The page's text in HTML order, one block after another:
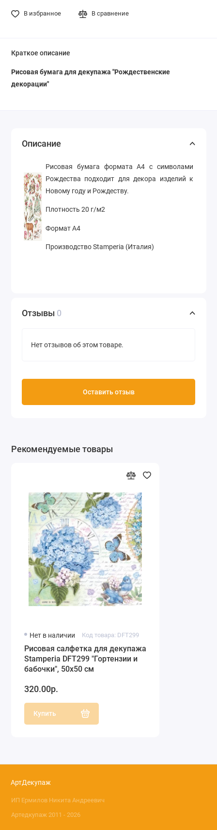
В избранное В сравнение
Краткое описание
Рисовая бумага для декупажа "Рождественские
декорации"
Описание
Рисовая бумага формата А4 с символами
Рождества подходит для декора изделий к
Новому году и Рождеству.
Плотность 20 г/м2
Формат А4
Производство Stamperia (Италия)
Отзывы 0
Нет отзывов об этом товаре.
Оставить отзыв
Рекомендуемые товары
Нет в наличии Код товара: DFT299
Рисовая салфетка для декупажа
Stamperia DFT299 "Гортензии и
бабочки", 50х50 см
320.00р.
Купить
АртДекупаж
ИП Ермилов Никита Андреевич
Артедкупаж 2011 - 2026